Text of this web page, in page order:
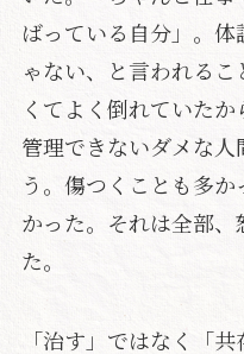
ばっている自分」。
ゃない、と言われる
くてよく倒れていた
管理できないダメな
う。傷つくことも多
かった。それは全部
た。
「治す」ではなく「